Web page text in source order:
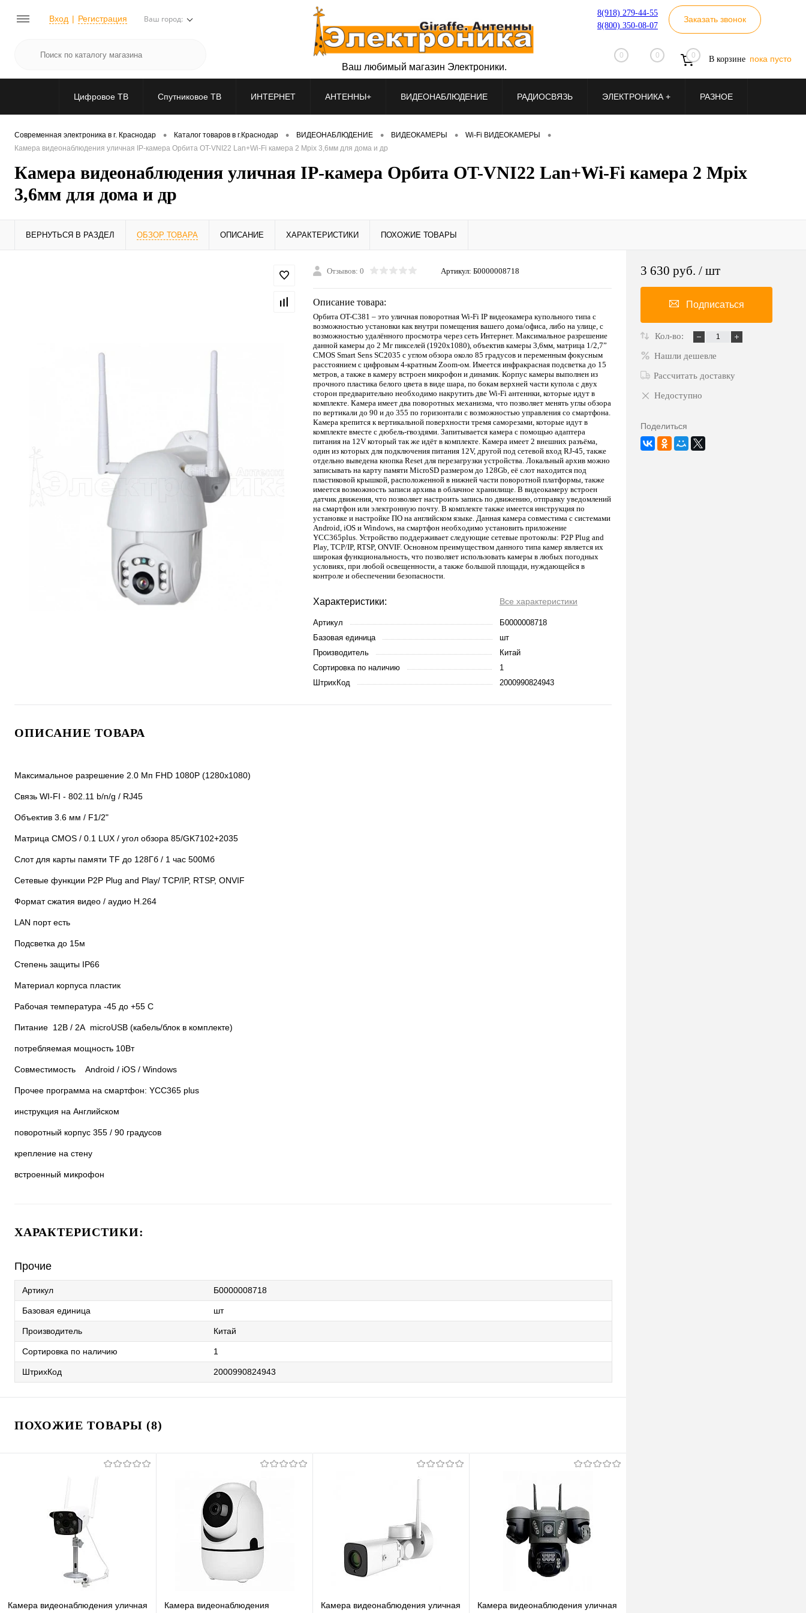
Вход Регистрация Ваш город:
8(918) 279-44-55
8(800) 350-08-07
Заказать звонок
0 0 0 В корзине пока пусто
Ваш любимый магазин Электроники.
Цифровое ТВ Спутниковое ТВ ИНТЕРНЕТ АНТЕННЫ+ ВИДЕОНАБЛЮДЕНИЕ РАДИОСВЯЗЬ ЭЛЕКТРОНИКА + РАЗНОЕ
Современная электроника в г. Краснодар • Каталог товаров в г.Краснодар • ВИДЕОНАБЛЮДЕНИЕ • ВИДЕОКАМЕРЫ • Wi-Fi ВИДЕОКАМЕРЫ •
Камера видеонаблюдения уличная IP-камера Орбита OT-VNI22 Lan+Wi-Fi камера 2 Mpix 3,6мм для дома и др
Камера видеонаблюдения уличная IP-камера Орбита OT-VNI22 Lan+Wi-Fi камера 2 Mpix
3,6мм для дома и др
ВЕРНУТЬСЯ В РАЗДЕЛ ОБЗОР ТОВАРА ОПИСАНИЕ ХАРАКТЕРИСТИКИ ПОХОЖИЕ ТОВАРЫ
Отзывов: 0 Артикул: Б0000008718
Описание товара:
Орбита OT-С381 – это уличная поворотная Wi-Fi IP видеокамера купольного типа с
возможностью установки как внутри помещения вашего дома/офиса, либо на улице, с
возможностью удалённого просмотра через сеть Интернет. Максимальное разрешение
данной камеры до 2 Мг пикселей (1920х1080), объектив камеры 3,6мм, матрица 1/2,7”
CMOS Smart Sens SC2035 с углом обзора около 85 градусов и переменным фокусным
расстоянием с цифровым 4-кратным Zoom-ом. Имеется инфракрасная подсветка до 15
метров, а также в камеру встроен микрофон и динамик. Корпус камеры выполнен из
прочного пластика белого цвета в виде шара, по бокам верхней части купола c двух
сторон предварительно необходимо накрутить две Wi-Fi антеннки, которые идут в
комплекте. Камера имеет два поворотных механизма, что позволяет менять углы обзора
по вертикали до 90 и до 355 по горизонтали с возможностью управления со смартфона.
Камера крепится к вертикальной поверхности тремя саморезами, которые идут в
комплекте вместе с дюбель-гвоздями. Запитывается камера с помощью адаптера
питания на 12V который так же идёт в комплекте. Камера имеет 2 внешних разъёма,
один из которых для подключения питания 12V, другой под сетевой вход RJ-45, также
отдельно выведена кнопка Reset для перезагрузки устройства. Локальный архив можно
записывать на карту памяти MicroSD размером до 128Gb, её слот находится под
пластиковой крышкой, расположенной в нижней части поворотной платформы, также
имеется возможность записи архива в облачное хранилище. В видеокамеру встроен
датчик движения, что позволяет настроить запись по движению, отправку уведомлений
на смартфон или электронную почту. В комплекте также имеется инструкция по
установке и настройке ПО на английском языке. Данная камера совместима с системами
Android, iOS и Windows, на смартфон необходимо установить приложение
YCC365plus. Устройство поддерживает следующие сетевые протоколы: P2P Plug and
Play, TCP/IP, RTSP, ONVIF. Основном преимуществом данного типа камер является их
широкая функциональность, что позволяет использовать камеры в любых погодных
условиях, при любой освещенности, а также большой площади, нуждающейся в
контроле и обеспечении безопасности.
Характеристики: Все характеристики
Артикул
Б0000008718
Базовая единица
шт
Производитель
Китай
Сортировка по наличию
1
ШтрихКод
2000990824943
ОПИСАНИЕ ТОВАРА
Максимальное разрешение 2.0 Mп FHD 1080P (1280x1080)
Связь WI-FI - 802.11 b/n/g / RJ45
Объектив 3.6 мм / F1/2"
Матрица CMOS / 0.1 LUX / угол обзора 85/GK7102+2035
Слот для карты памяти TF до 128Гб / 1 час 500Мб
Сетевые функции P2P Plug and Play/ TCP/IP, RTSP, ONVIF
Формат сжатия видео / аудио H.264
LAN порт есть
Подсветка до 15м
Степень защиты IP66
Материал корпуса пластик
Рабочая температура -45 до +55 С
Питание 12В / 2А microUSB (кабель/блок в комплекте)
потребляемая мощность 10Вт
Совместимость Android / iOS / Windows
Прочее программа на смартфон: YCC365 plus
инструкция на Английском
поворотный корпус 355 / 90 градусов
крепление на стену
встроенный микрофон
ХАРАКТЕРИСТИКИ:
Прочие
Артикул Б0000008718
Базовая единица шт
Производитель Китай
Сортировка по наличию 1
ШтрихКод 2000990824943
ПОХОЖИЕ ТОВАРЫ (8)
Камера видеонаблюдения уличная
Камера видеонаблюдения
Камера видеонаблюдения уличная
Камера видеонаблюдения уличная
3 630 руб. / шт
Подписаться
Кол-во:
Нашли дешевле
Рассчитать доставку
Недоступно
Поделиться